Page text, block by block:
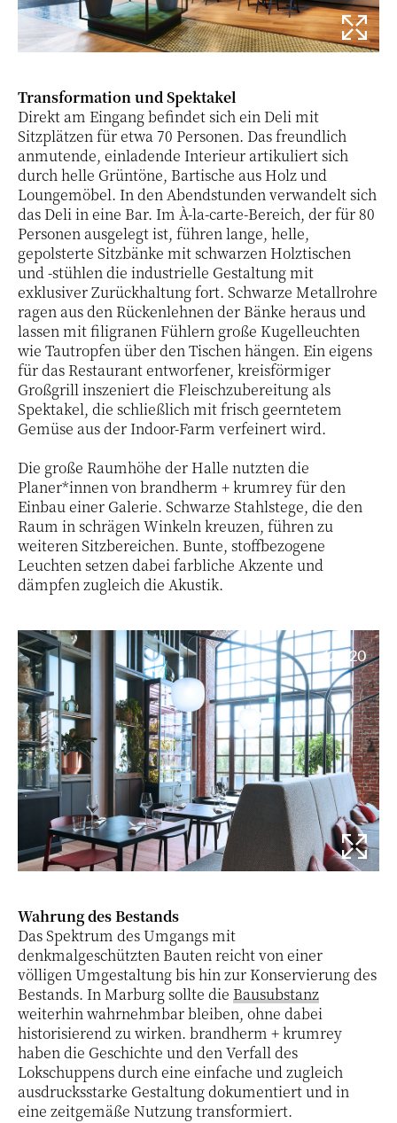
Transformation und Spektakel
Direkt am Eingang befindet sich ein Deli mit
Sitzplätzen für etwa 70 Personen. Das freundlich
anmutende, einladende Interieur artikuliert sich
durch helle Grüntöne, Bartische aus Holz und
Loungemöbel. In den Abendstunden verwandelt sich
das Deli in eine Bar. Im À-la-carte-Bereich, der für 80
Personen ausgelegt ist, führen lange, helle,
gepolsterte Sitzbänke mit schwarzen Holztischen
und -stühlen die industrielle Gestaltung mit
exklusiver Zurückhaltung fort. Schwarze Metallrohre
ragen aus den Rückenlehnen der Bänke heraus und
lassen mit filigranen Fühlern große Kugelleuchten
wie Tautropfen über den Tischen hängen. Ein eigens
für das Restaurant entworfener, kreisförmiger
Großgrill inszeniert die Fleischzubereitung als
Spektakel, die schließlich mit frisch geerntetem
Gemüse aus der Indoor-Farm verfeinert wird.
Die große Raumhöhe der Halle nutzten die
Planer*innen von brandherm + krumrey für den
Einbau einer Galerie. Schwarze Stahlstege, die den
Raum in schrägen Winkeln kreuzen, führen zu
weiteren Sitzbereichen. Bunte, stoffbezogene
Leuchten setzen dabei farbliche Akzente und
dämpfen zugleich die Akustik.
12 / 20
Wahrung des Bestands
Das Spektrum des Umgangs mit
denkmalgeschützten Bauten reicht von einer
völligen Umgestaltung bis hin zur Konservierung des
Bestands. In Marburg sollte die Bausubstanz
weiterhin wahrnehmbar bleiben, ohne dabei
historisierend zu wirken. brandherm + krumrey
haben die Geschichte und den Verfall des
Lokschuppens durch eine einfache und zugleich
ausdrucksstarke Gestaltung dokumentiert und in
eine zeitgemäße Nutzung transformiert.